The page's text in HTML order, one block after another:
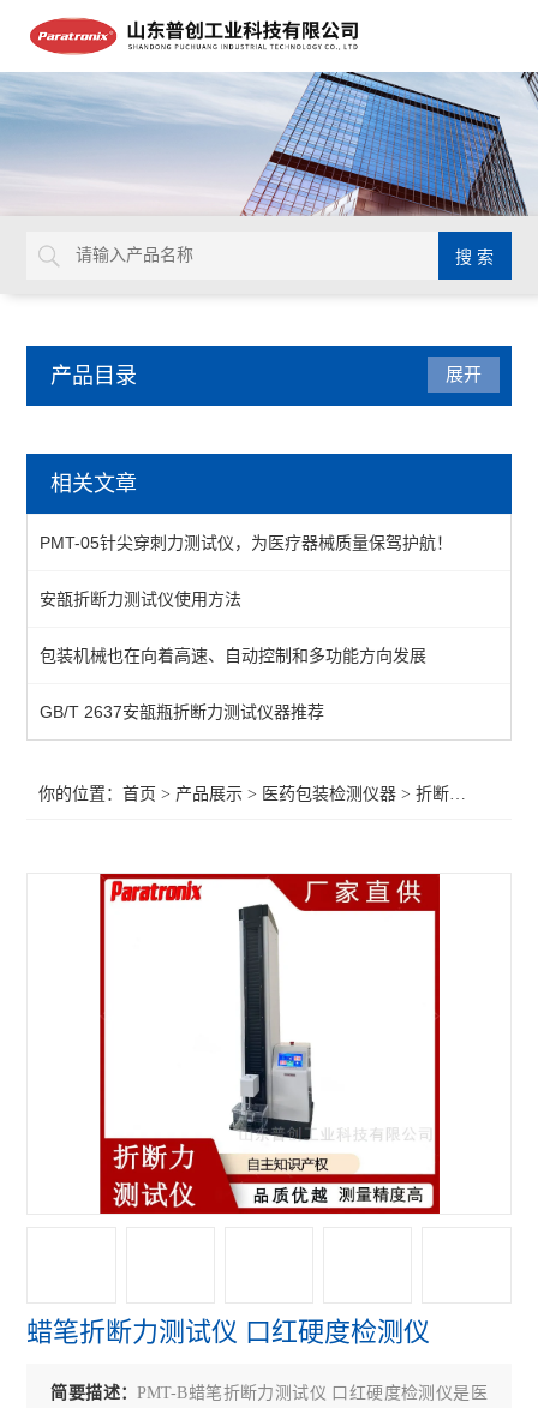
产品目录
牙本质片液压通透装置
染色仪
抗压性测试仪
鲁尔接头
注射器检测仪
拉伸强度测试仪
胶塞穿刺力测试仪
耐破强度测试仪
展开
相关文章
PMT-05针尖穿刺力测试仪，为医疗器械质量保驾护航！
安瓿折断力测试仪使用方法
包装机械也在向着高速、自动控制和多功能方向发展
GB/T 2637安瓿瓶折断力测试仪器推荐
你的位置：首页 > 产品展示 > 医药包装检测仪器 >折断力测试仪
蜡笔折断力测试仪 口红硬度检测仪
简要描述：PMT-B蜡笔折断力测试仪 口红硬度检测仪是医